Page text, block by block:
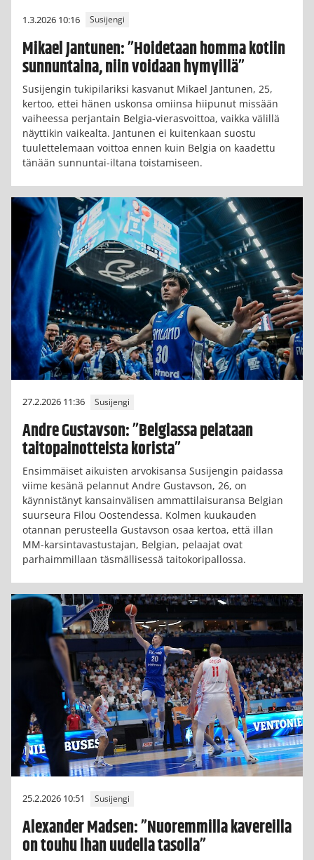
1.3.2026 10:16 Susijengi
Mikael Jantunen: ”Hoidetaan homma kotiin
sunnuntaina, niin voidaan hymyillä”
Susijengin tukipilariksi kasvanut Mikael Jantunen, 25,
kertoo, ettei hänen uskonsa omiinsa hiipunut missään
vaiheessa perjantain Belgia-vierasvoittoa, vaikka välillä
näyttikin vaikealta. Jantunen ei kuitenkaan suostu
tuulettelemaan voittoa ennen kuin Belgia on kaadettu
tänään sunnuntai-iltana toistamiseen.
27.2.2026 11:36 Susijengi
Andre Gustavson: ”Belgiassa pelataan
taitopainotteista korista”
Ensimmäiset aikuisten arvokisansa Susijengin paidassa
viime kesänä pelannut Andre Gustavson, 26, on
käynnistänyt kansainvälisen ammattilaisuransa Belgian
suurseura Filou Oostendessa. Kolmen kuukauden
otannan perusteella Gustavson osaa kertoa, että illan
MM-karsintavastustajan, Belgian, pelaajat ovat
parhaimmillaan täsmällisessä taitokoripallossa.
25.2.2026 10:51 Susijengi
Alexander Madsen: ”Nuoremmilla kavereilla
on touhu ihan uudella tasolla”